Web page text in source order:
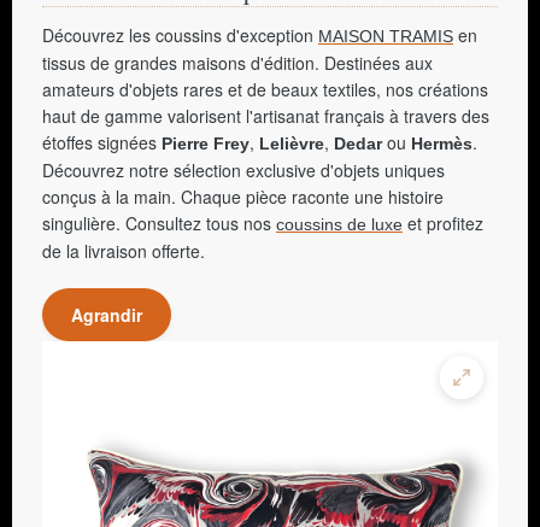
Découvrez les coussins d'exception MAISON TRAMIS en
tissus de grandes maisons d'édition. Destinées aux
amateurs d'objets rares et de beaux textiles, nos créations
haut de gamme valorisent l'artisanat français à travers des
étoffes signées Pierre Frey, Lelièvre, Dedarou Hermès.
Découvrez notre sélection exclusive d'objets uniques
conçus à la main. Chaque pièce raconte une histoire
singulière. Consultez tous nos coussins de luxe et profitez
de la livraison offerte.
Agrandir